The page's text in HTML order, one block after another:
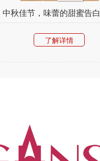
中秋佳节，味蕾的甜蜜告白
了解详情